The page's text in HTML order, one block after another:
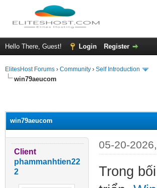
Hello There, Guest! Login Register
ElitesHost Forums › Community › Self Introduction
win79aeucom
win79aeucom
Client
phammanhtien22
2
05-20-
Trong